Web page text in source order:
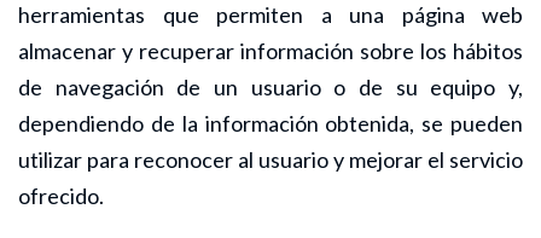
herramientas que permiten a una página web
almacenar y recuperar información sobre los hábitos
de navegación de un usuario o de su equipo y,
dependiendo de la información obtenida, se pueden
utilizar para reconocer al usuario y mejorar el servicio
ofrecido.